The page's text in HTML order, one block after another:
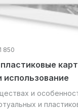
1 850
использование
и
и